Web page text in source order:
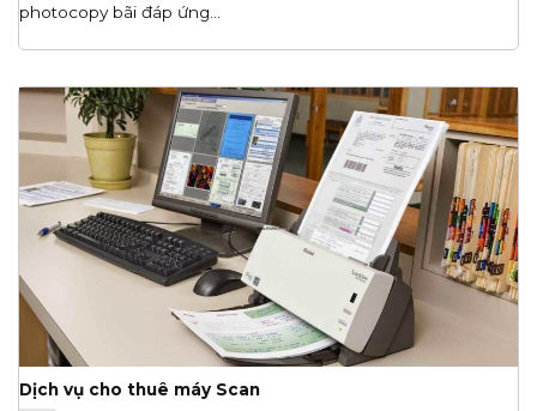
photocopy bãi đáp ứng...
Dịch vụ cho thuê máy Scan